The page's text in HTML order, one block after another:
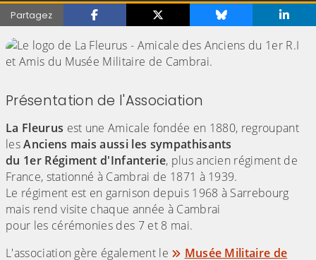
Partagez
Présentation de l'Association
La Fleurus est une Amicale fondée en 1880, regroupant
lesAnciens mais aussi les sympathisants
du 1er Régiment d'Infanterie, plus ancien régiment de
France, stationné à Cambrai de 1871 à 1939.
Le régiment est en garnison depuis 1968 à Sarrebourg
mais rend visite chaque année à Cambrai
pour les cérémonies des 7 et 8 mai.
L'association gère également le
Musée Militaire de